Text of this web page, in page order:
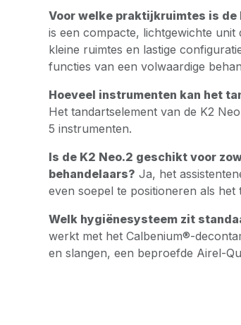
Voor welke praktijkruimtes is de
is een compacte, lichtgewichte
kleine ruimtes en lastige
functies van een volwaardige
Hoeveel instrumenten kan het
Het tandartselement van de K2
5 instrumenten.
Is de K2 Neo.2 geschikt voor
behandelaars? Ja, het
even soepel te positioneren als het
Welk hygiënesysteem zit
werkt met het Calbenium®-
en slangen, een beproefde Airel-